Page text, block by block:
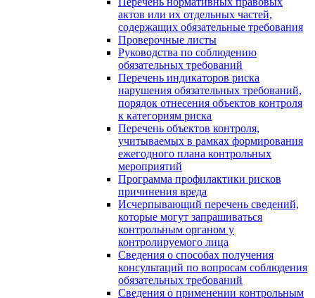
актов или их отдельных частей,
содержащих обязательные требования
Проверочные листы
Руководства по соблюдению
обязательных требований
Перечень индикаторов риска
нарушения обязательных требований,
порядок отнесения объектов контроля
к категориям риска
Перечень объектов контроля,
учитываемых в рамках формирования
ежегодного плана контрольных
мероприятий
Программа профилактики рисков
причинения вреда
Исчерпывающий перечень сведений,
которые могут запрашиваться
контрольным органом у
контролируемого лица
Сведения о способах получения
консультаций по вопросам соблюдения
обязательных требований
Сведения о применении контрольным